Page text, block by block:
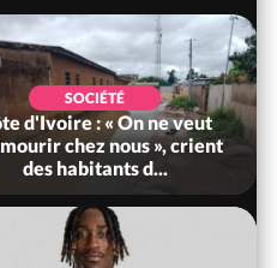
: « On ne veut
nous », crient
d...